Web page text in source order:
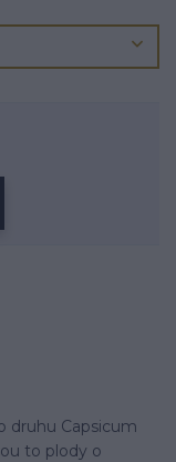
druhu Capsicum
to plody o